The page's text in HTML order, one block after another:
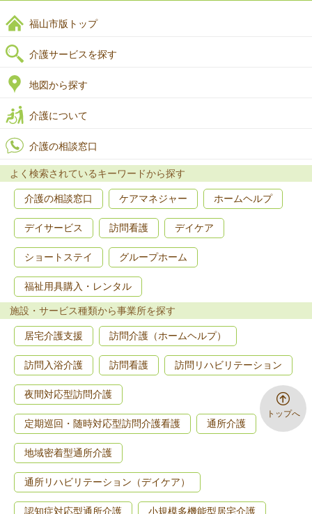
トップへ
福山市版トップ
介護サービスを探す
地図から探す
介護について
介護の相談窓口
よく検索されているキーワードから探す
介護の相談窓口 ケアマネジャー ホームヘルプ
デイサービス 訪問看護 デイケア
ショートステイ グループホーム
福祉用具購入・レンタル
施設・サービス種類から事業所を探す
居宅介護支援 訪問介護（ホームヘルプ）
訪問入浴介護 訪問看護 訪問リハビリテーション
夜間対応型訪問介護
定期巡回・随時対応型訪問介護看護 通所介護
地域密着型通所介護
通所リハビリテーション（デイケア）
認知症対応型通所介護 小規模多機能型居宅介護